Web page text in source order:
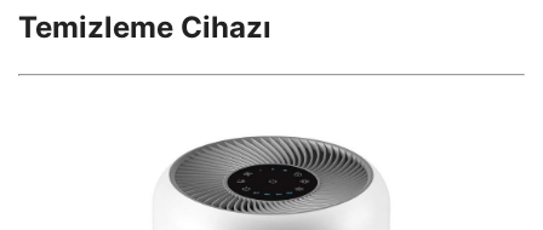
Temizleme Cihazı